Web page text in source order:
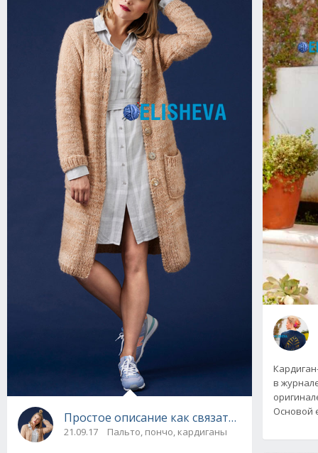
Простое описание как связать длинный
21.09.17 Пальто, пончо, кардиганы
в
Основой